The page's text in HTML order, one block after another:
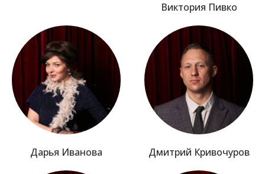
Виктория Пивко
Дарья Иванова Дмитрий Кривочуров